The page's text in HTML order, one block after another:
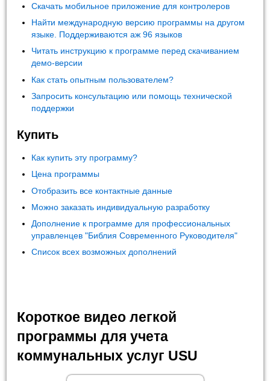
Скачать мобильное приложение для контролеров
Найти международную версию программы на другом
языке. Поддерживаются аж 96 языков
Читать инструкцию к программе перед скачиванием
демо-версии
Как стать опытным пользователем?
Запросить консультацию или помощь технической
поддержки
Купить
Как купить эту программу?
Цена программы
Отобразить все контактные данные
Можно заказать индивидуальную разработку
Дополнение к программе для профессиональных
управленцев "Библия Современного Руководителя"
Список всех возможных дополнений
Короткое видео легкой
программы для учета
коммунальных услуг USU